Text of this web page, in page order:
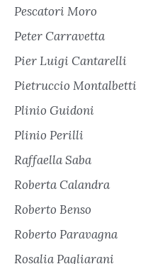
Pescatori Moro
Peter Carravetta
Pier Luigi Cantarelli
Pietruccio Montalbetti
Plinio Guidoni
Plinio Perilli
Raffaella Saba
Roberta Calandra
Roberto Benso
Roberto Paravagna
Rosalia Pagliarani